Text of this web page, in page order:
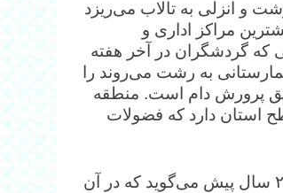
و انزلی به تالاب می‌ریزد
مراکز اداری و
که گردشگران در آخر هفته
به رشت می‌روند را
پرورش دام است. منطقه
استان دارد که فضولات
بحث شیرابه و پسماند هم مشکلات دیگری است.» کهنسال از طرحی در ۲۰ سال پیش می‌گوید که در آن